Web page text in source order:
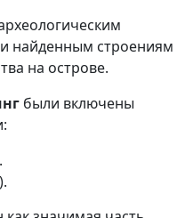
найденным строениям
на острове.
были включены